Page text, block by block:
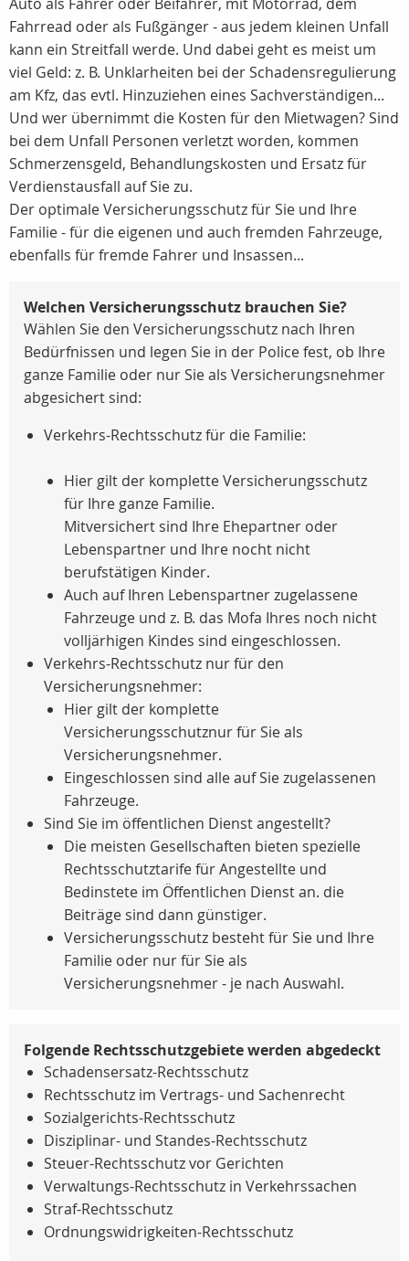
Auto als Fahrer oder Beifahrer, mit Motorrad, dem
Fahrread oder als Fußgänger - aus jedem kleinen Unfall
kann ein Streitfall werde. Und dabei geht es meist um
viel Geld: z. B. Unklarheiten bei der Schadensregulierung
am Kfz, das evtl. Hinzuziehen eines Sachverständigen...
Und wer übernimmt die Kosten für den Mietwagen? Sind
bei dem Unfall Personen verletzt worden, kommen
Schmerzensgeld, Behandlungskosten und Ersatz für
Verdienstausfall auf Sie zu.
Der optimale Versicherungsschutz für Sie und Ihre
Familie - für die eigenen und auch fremden Fahrzeuge,
ebenfalls für fremde Fahrer und Insassen...
Welchen Versicherungsschutz brauchen Sie?
Wählen Sie den Versicherungsschutz nach Ihren
Bedürfnissen und legen Sie in der Police fest, ob Ihre
ganze Familie oder nur Sie als Versicherungsnehmer
abgesichert sind:
Verkehrs-Rechtsschutz für die Familie:
Hier gilt der komplette Versicherungsschutz
für Ihre ganze Familie.
Mitversichert sind Ihre Ehepartner oder
Lebenspartner und Ihre nocht nicht
berufstätigen Kinder.
Auch auf Ihren Lebenspartner zugelassene
Fahrzeuge und z. B. das Mofa Ihres noch nicht
volljärhigen Kindes sind eingeschlossen.
Verkehrs-Rechtsschutz nur für den
Versicherungsnehmer:
Hier gilt der komplette
Versicherungsschutznur für Sie als
Versicherungsnehmer.
Eingeschlossen sind alle auf Sie zugelassenen
Fahrzeuge.
Sind Sie im öffentlichen Dienst angestellt?
Die meisten Gesellschaften bieten spezielle
Rechtsschutztarife für Angestellte und
Bedinstete im Öffentlichen Dienst an. die
Beiträge sind dann günstiger.
Versicherungsschutz besteht für Sie und Ihre
Familie oder nur für Sie als
Versicherungsnehmer - je nach Auswahl.
Folgende Rechtsschutzgebiete werden abgedeckt
Schadensersatz-Rechtsschutz
Rechtsschutz im Vertrags- und Sachenrecht
Sozialgerichts-Rechtsschutz
Disziplinar- und Standes-Rechtsschutz
Steuer-Rechtsschutz vor Gerichten
Verwaltungs-Rechtsschutz in Verkehrssachen
Straf-Rechtsschutz
Ordnungswidrigkeiten-Rechtsschutz